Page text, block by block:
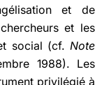
et de
et les
social (cf. Note
1988). Les
privilégié à